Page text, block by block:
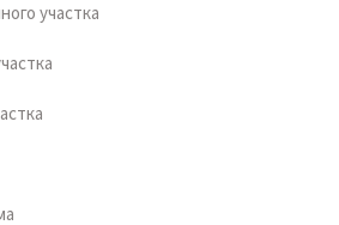
участка